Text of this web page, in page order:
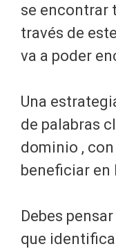
se encontrar
través de
va a poder
Una
de palabras
dominio ,
beneficiar en
Debes
que